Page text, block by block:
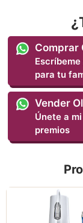
Comprar
para tu
Vender
Únete a
premios